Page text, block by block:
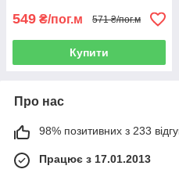
549 ₴/пог.м 571 ₴/пог.м
Купити
Про нас
98% позитивних з 233
Працює з 17.01.2013